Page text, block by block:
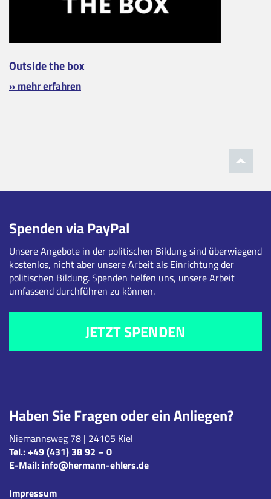
Outside the box
» mehr erfahren
Haben Sie Fragen oder ein Anliegen?
Niemannsweg 78 | 24105 Kiel
Tel.:+49 (431) 38 92 – 0
E-Mail: info@hermann-ehlers.de
Impressum
Spenden via PayPal
Unsere Angebote in der politischen Bildung sind überwiegend
kostenlos, nicht aber unsere Arbeit als Einrichtung der
politischen Bildung. Spenden helfen uns, unsere Arbeit
umfassend durchführen zu können.
JETZT SPENDEN